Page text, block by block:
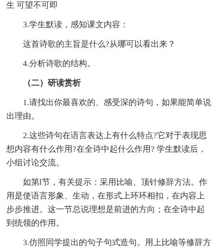
生 可望不可即
3.学生默读，感知课文内容：
这首诗歌的主旨是什么?从哪可以看出来？
4.分析诗歌的结构。
（二）研读赏析
1.请找出你最喜欢的、感受深的诗句，如果能简单说
出理由。
2.这些诗句在语言表达上有什么特点?它对于表现思
想内容有什么作用?在全诗中起什么作用? 学生默读后，
小组讨论交流。
如第l节，有关提示：采用比喻、顶针修辞方法。作
用是使语言形象、生动，在形式上环环相扣，在内容上
步步推进。这一节总说理想是前进的方向；在全诗中起
到统领的作用。
3.仿照同学提出的句子句式造句。用上比喻等修辞方